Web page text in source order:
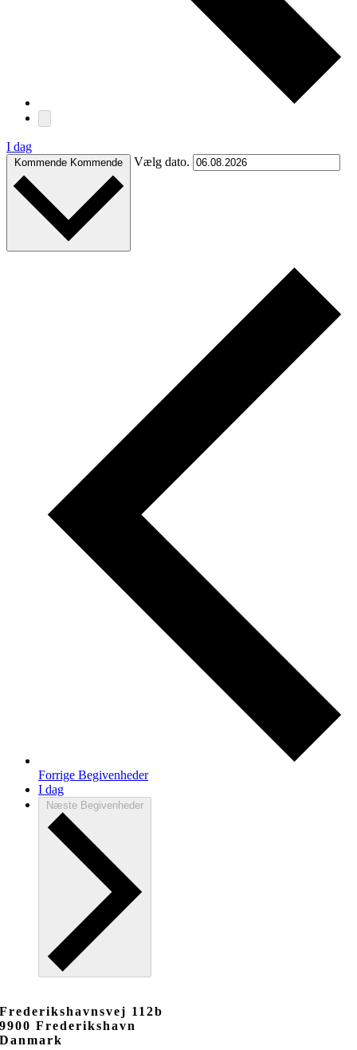
I dag
Kommende Kommende Vælg dato.
Forrige Begivenheder
I dag
Næste Begivenheder
Frederikshavnsvej 112b
9900 Frederikshavn
Danmark